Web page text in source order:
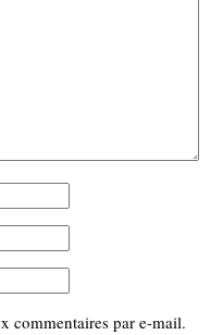
commentaires par e-mail.